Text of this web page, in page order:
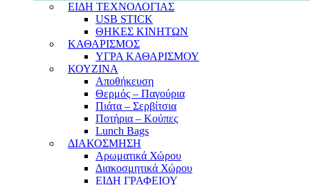
ΕΙΔΗ ΤΕΧΝΟΛΟΓΙΑΣ
USB STICK
ΘΗΚΕΣ ΚΙΝΗΤΩΝ
ΚΑΘΑΡΙΣΜΟΣ
ΥΓΡΑ ΚΑΘΑΡΙΣΜΟΥ
ΚΟΥΖΙΝΑ
Αποθήκευση
Θερμός – Παγούρια
Πιάτα – Σερβίτσια
Ποτήρια – Κούπες
Lunch Bags
ΔΙΑΚΟΣΜΗΣΗ
Αρωματικά Χώρου
Διακοσμητικά Χώρου
ΕΙΔΗ ΓΡΑΦΕΙΟΥ